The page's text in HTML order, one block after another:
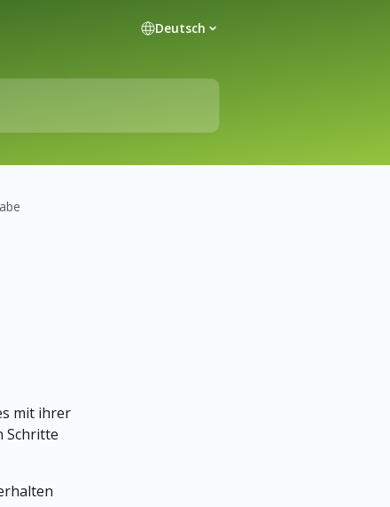
Deutsch
mit ihrer
Schritte